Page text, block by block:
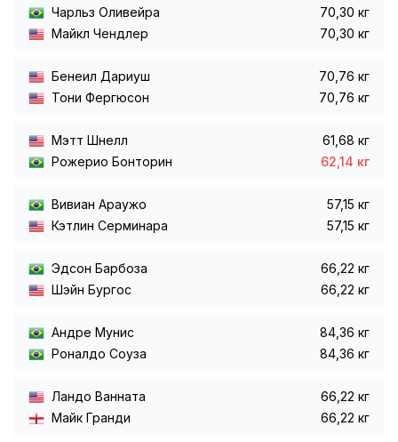
Чарльз Оливейра
70,30 кг
Майкл Чендлер
70,30 кг
Бенеил Дариуш
70,76 кг
Тони Фергюсон
70,76 кг
Мэтт Шнелл
61,68 кг
Рожерио Бонторин
62,14 кг
Вивиан Араужо
57,15 кг
Кэтлин Серминара
57,15 кг
Эдсон Барбоза
66,22 кг
Шэйн Бургос
66,22 кг
Андре Мунис
84,36 кг
Роналдо Соуза
84,36 кг
Ландо Ванната
66,22 кг
Майк Гранди
66,22 кг